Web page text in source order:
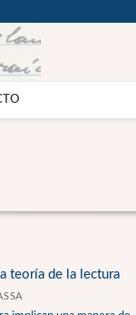
teoría de la lectura